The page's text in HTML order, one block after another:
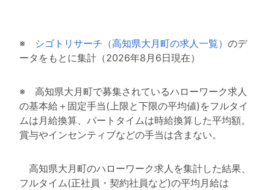
※ シゴトリサーチ（高知県大月町の求人一覧） のデ
ータをもとに集計（2026年8月6日現在）
※ 高知県大月町で募集されているハローワーク求人
の基本給＋固定手当(上限と下限の平均値)をフルタイ
ムは月給換算、パートタイムは時給換算した平均額。
賞与やインセンティブなどの手当は含まない。
高知県大月町のハローワーク求人を集計した結果、
フルタイム(正社員・契約社員など)の平均月給は